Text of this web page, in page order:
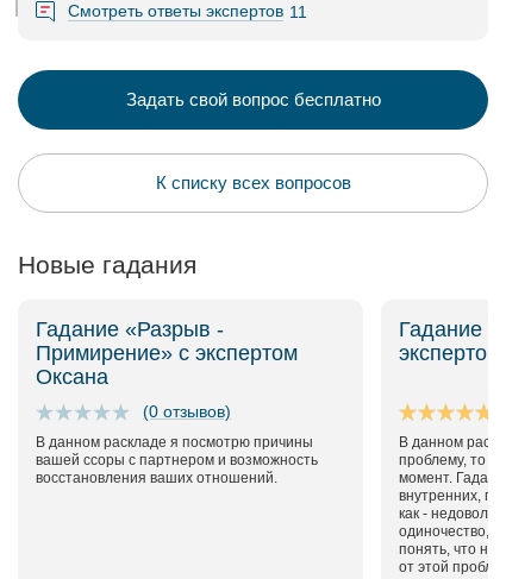
Смотреть ответы экспертов 11
Задать свой вопрос бесплатно
К списку всех вопросов
Новые гадания
Гадание «Разрыв -
Примирение» c экспертом
Оксана
(0 отзывов)
В данном раскладе я посмотрю причины
вашей ссоры с партнером и возможность
восстановления ваших отношений.
Гадание
В данном
проблему, то
момент.
внутренних,
как -
одиночество,
понять, что
от этой